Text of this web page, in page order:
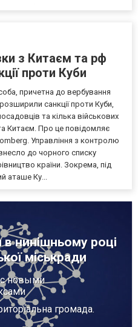
з Китаєм та рф
проти Куби
причетна до вербування
санкції проти Куби,
та кілька військових
Китаєм. Про це повідомляє
Управління з контролю
до чорного списку
країни. Зокрема, під
аташе Ку...
в нинішньому році
міськради
с новыми
громада.